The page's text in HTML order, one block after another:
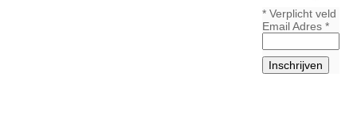
*Verplicht veld
Email Adres *